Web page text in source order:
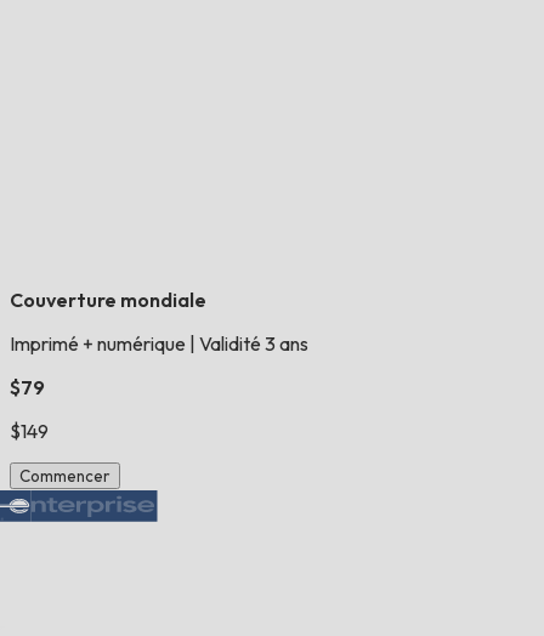
Couverture mondiale
Imprimé + numérique Validité 3 ans
$79
$149
Commencer